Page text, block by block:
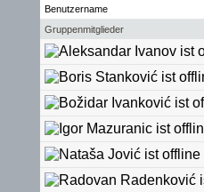
Benutzername
Gruppenmitglieder